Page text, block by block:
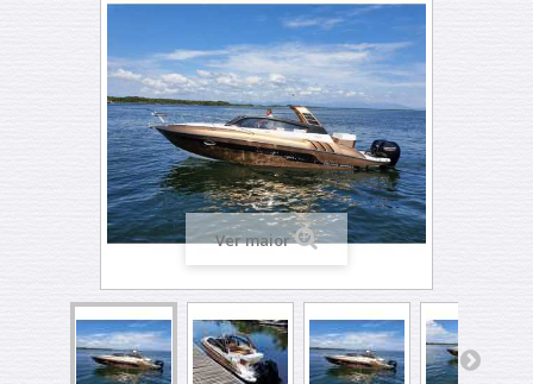
Ver maior